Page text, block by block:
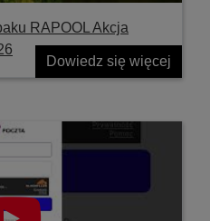
RAPOOL Akcja
Dowiedz się więcej